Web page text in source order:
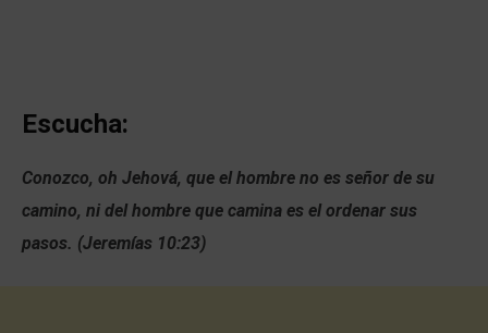
Escucha:
Conozco, oh Jehová, que el hombre no es señor de su
camino, ni del hombre que camina es el ordenar sus
pasos. (Jeremías 10:23)